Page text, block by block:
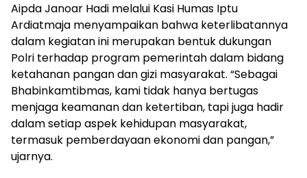
Aipda Janoar Hadi melalui Kasi Humas Iptu
Ardiatmaja menyampaikan bahwa keterlibatannya
dalam kegiatan ini merupakan bentuk dukungan
Polri terhadap program pemerintah dalam bidang
ketahanan pangan dan gizi masyarakat. “Sebagai
Bhabinkamtibmas, kami tidak hanya bertugas
menjaga keamanan dan ketertiban, tapi juga hadir
dalam setiap aspek kehidupan masyarakat,
termasuk pemberdayaan ekonomi dan pangan,”
ujarnya.